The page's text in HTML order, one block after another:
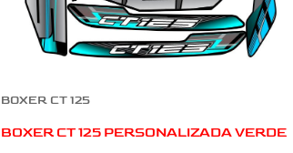
BOXER CT 125
BOXER CT 125 PERSONALIZADA VERDE